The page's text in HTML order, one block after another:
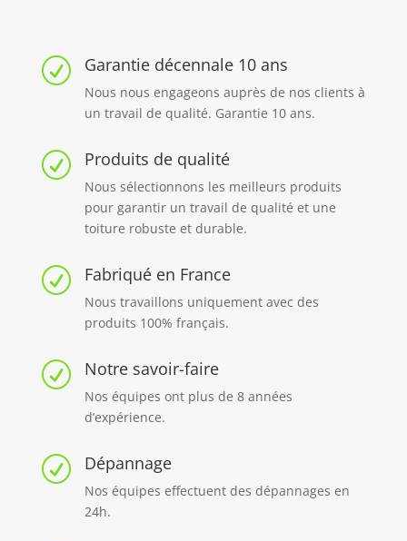
R Garantie décennale 10 ans
Nous nous engageons auprès de nos clients à
un travail de qualité. Garantie 10 ans.
R Produits de qualité
Nous sélectionnons les meilleurs produits
pour garantir un travail de qualité et une
toiture robuste et durable.
R Fabriqué en France
Nous travaillons uniquement avec des
produits 100% français.
R Notre savoir-faire
Nos équipes ont plus de 8 années
d’expérience.
R Dépannage
Nos équipes effectuent des dépannages en
24h.